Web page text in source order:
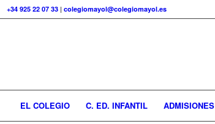
+34 925 22 07 33 | colegiomayol@colegiomayol.es
EL COLEGIO C. ED. INFANTIL ADMISIONES